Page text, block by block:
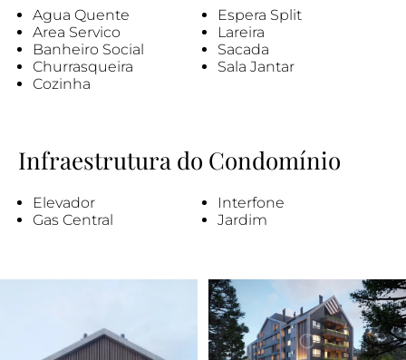
Agua Quente
Area Servico
Banheiro Social
Churrasqueira
Cozinha
Espera Split
Lareira
Sacada
Sala Jantar
Infraestrutura do Condomínio
Elevador
Gas Central
Interfone
Jardim